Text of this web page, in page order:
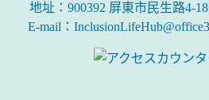
地址：900392 屏東市民生路4-
E-mail：